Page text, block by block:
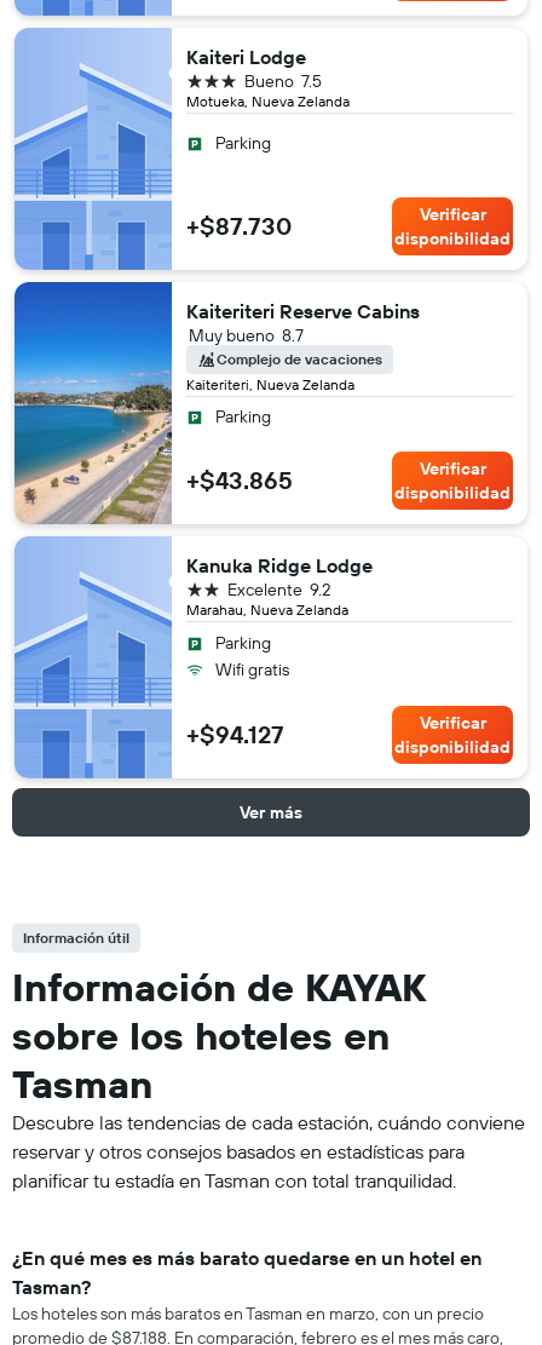
Kaiteri Lodge
Motueka, Nueva Zelanda
7.5
Bueno
3 estrellas
Parking
+$87.730
Verificar
disponibilidad
Kaiteriteri Reserve Cabins
Kaiteriteri, Nueva Zelanda
8.7
Muy bueno
Complejo de vacaciones
Parking
+$43.865
Verificar
disponibilidad
Kanuka Ridge Lodge
Marahau, Nueva Zelanda
9.2
Excelente
2 estrellas
Parking
Wifi gratis
+$94.127
Verificar
disponibilidad
Ver más
Información útil
Información de KAYAK
sobre los hoteles en
Tasman
Descubre las tendencias de cada estación, cuándo conviene
reservar y otros consejos basados en estadísticas para
planificar tu estadía en Tasman con total tranquilidad.
¿En qué mes es más barato quedarse en un hotel en
Tasman?
Los hoteles son más baratos en Tasman en marzo, con un precio
promedio de $87.188. En comparación, febrero es el mes más caro,